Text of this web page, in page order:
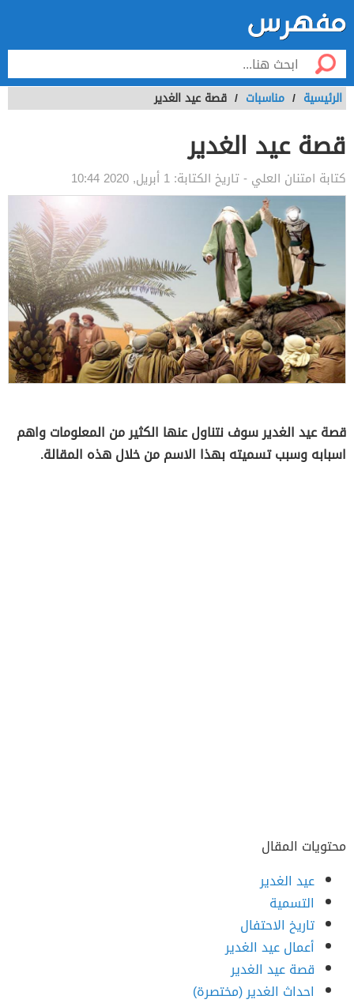
الرئيسية / مناسبات / قصة عيد الغدير
قصة عيد الغدير
كتابة امتنان العلي - تاريخ الكتابة: 1 أبريل, 2020 10:44
قصة عيد الغدير سوف نتناول عنها الكثير من المعلومات واهم
اسبابه وسبب تسميته بهذا الاسم من خلال هذه المقالة.
محتويات المقال
عيد الغدير
التسمية
تاريخ الاحتفال
أعمال عيد الغدير
قصة عيد الغدير
احداث الغدير (مختصرة)